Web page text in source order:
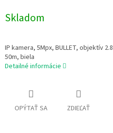
Skladom
IP kamera, 5Mpx, BULLET, objektív
50m, biela
Detailné informácie
OPÝTAŤ SA ZDIEĽAŤ